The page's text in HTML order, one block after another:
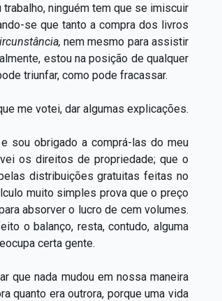
ninguém tem que se imiscuir
se que tanto a compra dos livros
nem mesmo para assistir
estou na posição de qualquer
triunfar, como pode fracassar.
me votei, dar algumas explicações.
sou obrigado a comprá-las do meu
os direitos de propriedade; que o
distribuições gratuitas feitas no
muito simples prova que o preço
absorver o lucro de cem volumes.
o balanço, resta, contudo, alguma
certa gente.
que nada mudou em nossa maneira
quanto era outrora, porque uma vida